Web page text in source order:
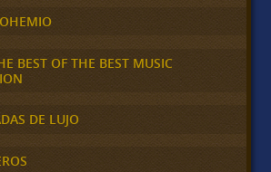
BEST OF THE BEST MUSIC
DE LUJO